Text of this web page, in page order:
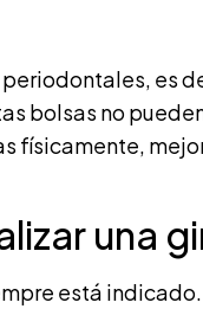
periodontales, es
bolsas no
físicamente,
una
está